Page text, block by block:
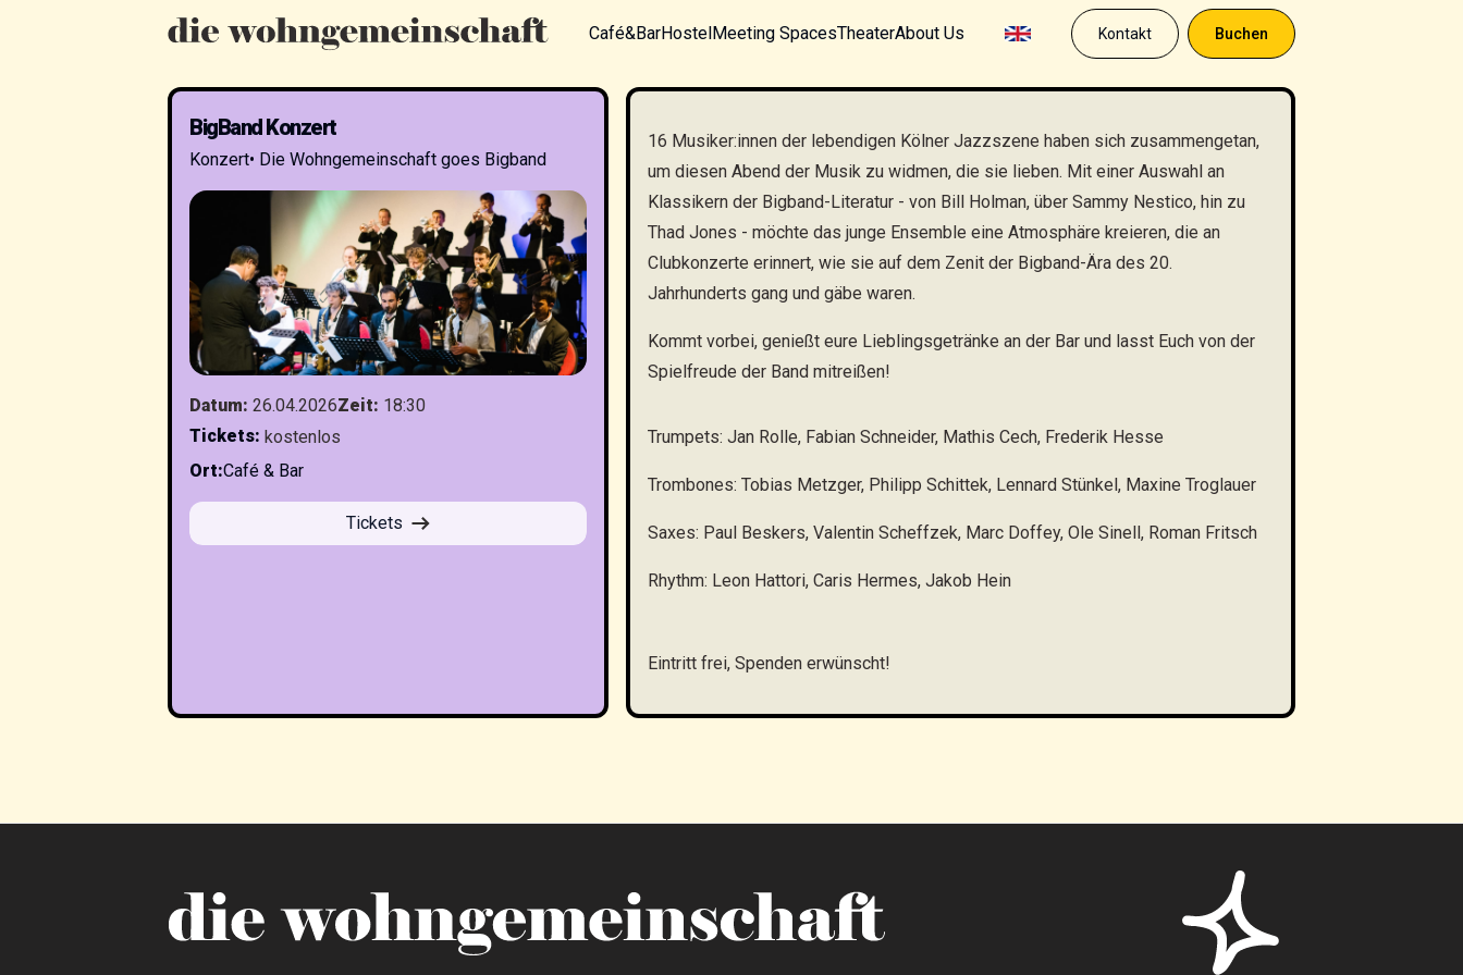
Café&BarHostelMeeting SpacesTheaterAbout Us Kontakt Buchen
BigBand Konzert
Konzert• Die Wohngemeinschaft goes Bigband
Datum: 26.04.2026Zeit: 18:30
Tickets: kostenlos
Ort:Café & Bar
Tickets
16 Musiker:innen der lebendigen Kölner Jazzszene haben sich zusammengetan,
um diesen Abend der Musik zu widmen, die sie lieben. Mit einer Auswahl an
Klassikern der Bigband-Literatur - von Bill Holman, über Sammy Nestico, hin zu
Thad Jones - möchte das junge Ensemble eine Atmosphäre kreieren, die an
Clubkonzerte erinnert, wie sie auf dem Zenit der Bigband-Ära des 20.
Jahrhunderts gang und gäbe waren.
Kommt vorbei, genießt eure Lieblingsgetränke an der Bar und lasst Euch von der
Spielfreude der Band mitreißen!
Trumpets: Jan Rolle, Fabian Schneider, Mathis Cech, Frederik Hesse
Trombones: Tobias Metzger, Philipp Schittek, Lennard Stünkel, Maxine Troglauer
Saxes: Paul Beskers, Valentin Scheffzek, Marc Doffey, Ole Sinell, Roman Fritsch
Rhythm: Leon Hattori, Caris Hermes, Jakob Hein
Eintritt frei, Spenden erwünscht!